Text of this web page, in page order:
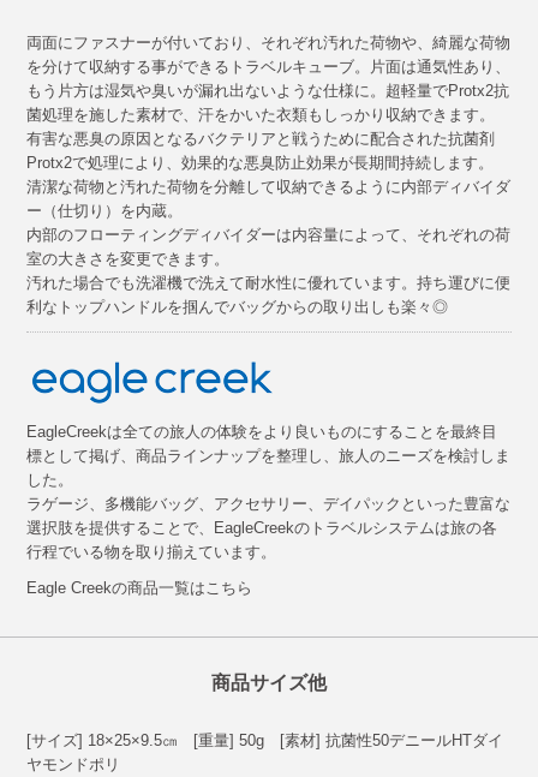
両面にファスナーが付いており、それぞれ汚れた荷物や、綺麗な荷物
を分けて収納する事ができるトラベルキューブ。片面は通気性あり、
もう片方は湿気や臭いが漏れ出ないような仕様に。超軽量でProtx2抗
菌処理を施した素材で、汗をかいた衣類もしっかり収納できます。
有害な悪臭の原因となるバクテリアと戦うために配合された抗菌剤
Protx2で処理により、効果的な悪臭防止効果が長期間持続します。
清潔な荷物と汚れた荷物を分離して収納できるように内部ディバイダ
ー（仕切り）を内蔵。
内部のフローティングディバイダーは内容量によって、それぞれの荷
室の大きさを変更できます。
汚れた場合でも洗濯機で洗えて耐水性に優れています。持ち運びに便
利なトップハンドルを掴んでバッグからの取り出しも楽々◎
EagleCreekは全ての旅人の体験をより良いものにすることを最終目
標として掲げ、商品ラインナップを整理し、旅人のニーズを検討しま
した。
ラゲージ、多機能バッグ、アクセサリー、デイパックといった豊富な
選択肢を提供することで、EagleCreekのトラベルシステムは旅の各
行程でいる物を取り揃えています。
Eagle Creekの商品一覧はこちら
商品サイズ他
[サイズ] 18×25×9.5㎝ [重量] 50g [素材] 抗菌性50デニールHTダイ
ヤモンドポリ